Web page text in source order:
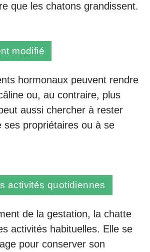
que les chatons grandissent.
modifié
hormonaux peuvent rendre
ou, au contraire, plus
aussi chercher à rester
ses propriétaires ou à se
activités quotidiennes
de la gestation, la chatte
activités habituelles. Elle se
pour conserver son